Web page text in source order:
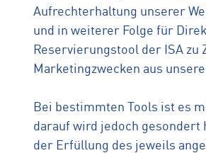
Aufrechterhaltung unserer
und in weiterer Folge für
Reservierungstool der ISA
Marketingzwecken aus
Bei bestimmten Tools ist es
darauf wird jedoch gesondert
der Erfüllung des jeweils